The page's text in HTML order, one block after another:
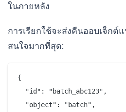
ในภายหลัง
การเรียกใช้จะส่งคืนออบเจ็ก
สนใจมากที่สุด:
{
  "id": "batch_abc123",
  "object": "batch",